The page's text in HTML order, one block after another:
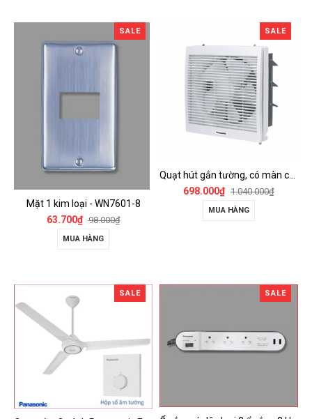
SALE
Mặt 1 kim loại - WN7601-8
63.700₫ 98.000₫
MUA HÀNG
SALE
698.000₫ 1.040.000₫
MUA HÀNG
SALE SALE